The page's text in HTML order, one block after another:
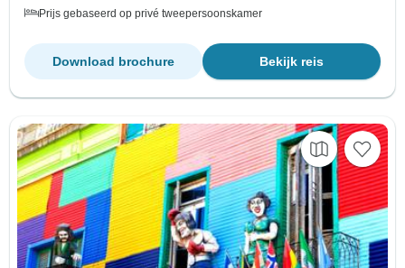
Prijs gebaseerd op privé tweepersoonskamer
Bekijk reis
Download brochure